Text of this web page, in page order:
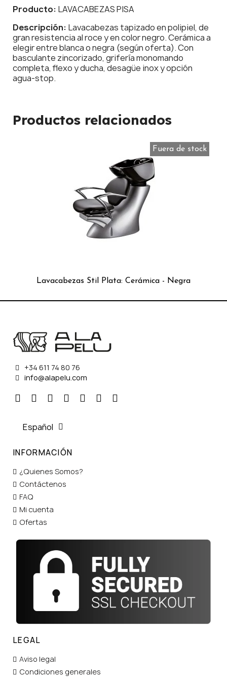
Producto: LAVACABEZAS PISA
Descripción: Lavacabezas tapizado en polipiel, de
gran resistencia al roce y en color negro. Cerámica a
elegir entre blanca o negra (según oferta). Con
basculante zincorizado, grifería monomando
completa, flexo y ducha, desagüe inox y opción
agua-stop.
Productos relacionados
Fuera de stock
Lavacabezas Stil Plata: Cerámica - Negra
+34 611 74 80 76
info@alapelu.com
Español
INFORMACIÓN
¿Quienes Somos?
Contáctenos
FAQ
Mi cuenta
Ofertas
LEGAL
Aviso legal
Condiciones generales